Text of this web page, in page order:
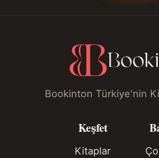
Bookinton Türkiye'nin
Keşfet
Kitaplar